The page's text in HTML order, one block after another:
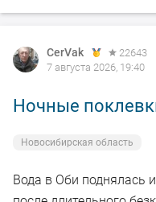
CerVak
22643
7 августа 2026, 19:40
Ночные
Новосибирская область
Вода в Оби поднялась